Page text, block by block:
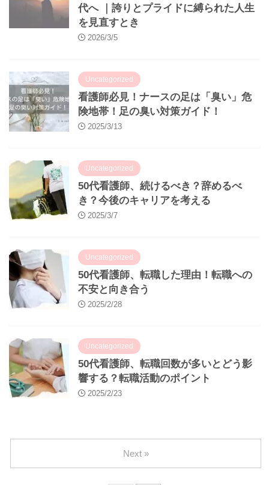
代へ ｜誇りとプライドに縛られた人生
を見直すとき
2026/3/5
Uncategorized
看護師必見！ナースの足は「臭い」危
険地帯！足の臭い対策ガイド！
2025/3/13
Uncategorized
50代看護師、続けるべき？辞めるべ
き？今後のキャリアを考える
2025/3/7
Uncategorized
50代看護師、転職した理由！転職への
不安と向き合う
2025/2/28
Uncategorized
50代看護師、転職回数が多いとどう影
響する？転職活動のポイント
2025/2/23
Next »